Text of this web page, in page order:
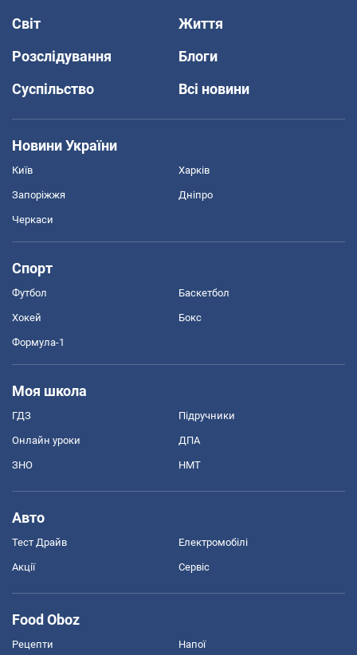
Світ
Життя
Розслідування
Блоги
Суспільство
Всі новини
Новини України
Київ Харків
Запоріжжя Дніпро
Черкаси
Спорт
Футбол Баскетбол
Хокей Бокс
Формула-1
Моя школа
ГДЗ Підручники
Онлайн уроки ДПА
ЗНО НМТ
Авто
Тест Драйв Електромобілі
Акції Сервіс
Food Oboz
Рецепти Напої